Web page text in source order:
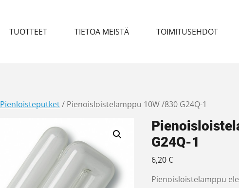
TUOTTEET TIETOA MEISTÄ TOIMITUSEHDOT
Pienloisteputket/ Pienoisloistelamppu 10W /830 G24Q-1
G24Q-1
6,20€
Pienoisloistelamppu